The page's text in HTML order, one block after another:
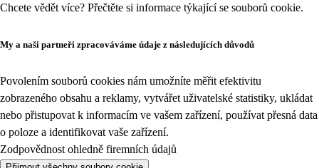
Chcete vědět více? Přečtěte si informace týkající se souborů cookie.
My a naši partneři zpracováváme údaje z následujících důvodů
Povolením souborů cookies nám umožníte měřit efektivitu
zobrazeného obsahu a reklamy, vytvářet uživatelské statistiky, ukládat
nebo přistupovat k informacím ve vašem zařízení, používat přesná data
o poloze a identifikovat vaše zařízení.
Zodpovědnost ohledně firemních údajů